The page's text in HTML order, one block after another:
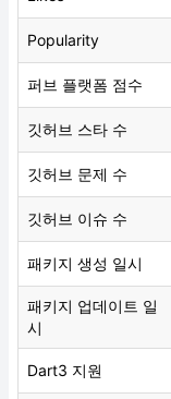
Popularity
퍼브 플랫폼 점수
깃허브 스타 수
깃허브 문제 수
깃허브 이슈 수
패키지 생성 일시
패키지 업데이트 일
시
Dart3 지원